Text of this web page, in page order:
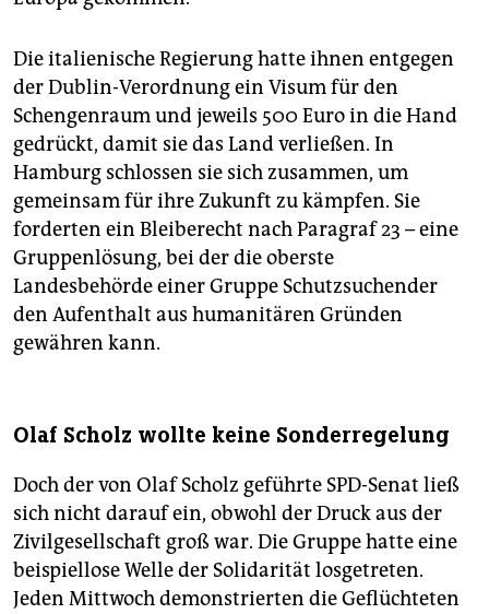
Die italienische Regierung hatte ihnen entgegen
der Dublin-Verordnung ein Visum für den
Schengenraum und jeweils 500 Euro in die Hand
gedrückt, damit sie das Land verließen. In
Hamburg schlossen sie sich zusammen, um
gemeinsam für ihre Zukunft zu kämpfen. Sie
forderten ein Bleiberecht nach Paragraf 23 – eine
Gruppenlösung, bei der die oberste
Landesbehörde einer Gruppe Schutzsuchender
den Aufenthalt aus humanitären Gründen
gewähren kann.
Olaf Scholz wollte keine Sonderregelung
Doch der von Olaf Scholz geführte SPD-Senat ließ
sich nicht darauf ein, obwohl der Druck aus der
Zivilgesellschaft groß war. Die Gruppe hatte eine
beispiellose Welle der Solidarität losgetreten.
Jeden Mittwoch demonstrierten die Geflüchteten